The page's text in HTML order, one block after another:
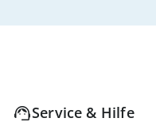
Service & Hilfe